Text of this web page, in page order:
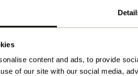
content and ads, to provide
of our site with our social media,